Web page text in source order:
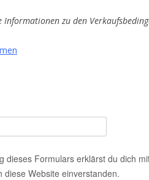
Informationen zu den
dieses Formulars erklärst du dich
diese Website einverstanden.